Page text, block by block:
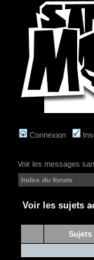
Connexion
Voir les messages
Index du forum
Voir les sujets
Sujets